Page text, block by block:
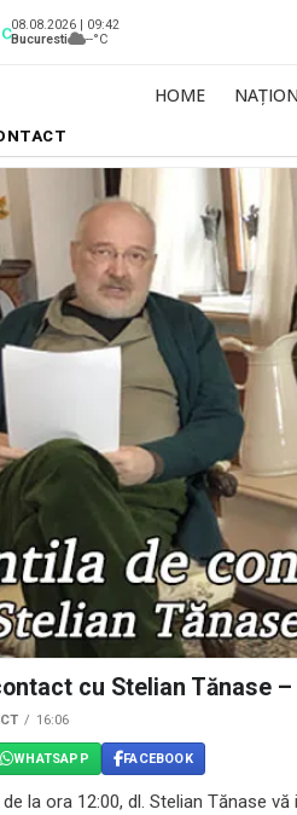
08.08.2026 | 09:42
Bucuresti
--°C
HOME
cu Stelian Tănase
16:06
WHATSAPP FACEBOOK
la ora 12:00, dl. Stelian Tănase